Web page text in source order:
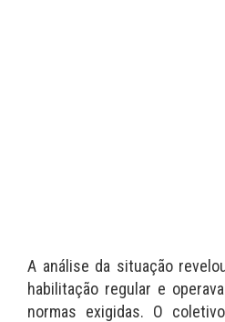
A análise da situação
habilitação regular e
normas exigidas. O